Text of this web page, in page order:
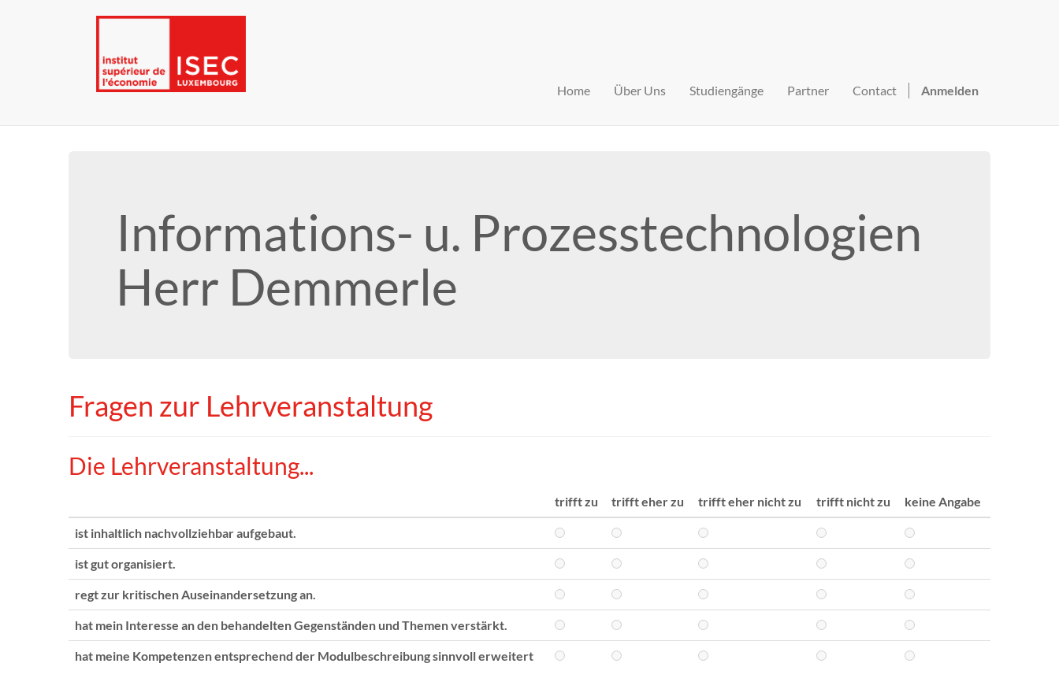
Home Über Uns Studiengänge Partner Contact Anmelden
Informations- u. Prozesstechnologien
Herr Demmerle
Fragen zur Lehrveranstaltung
Die Lehrveranstaltung...
trifft zu trifft eher zu trifft eher nicht zu trifft nicht zu keine Angabe
ist inhaltlich nachvollziehbar aufgebaut.
ist gut organisiert.
regt zur kritischen Auseinandersetzung an.
hat mein Interesse an den behandelten Gegenständen und Themen verstärkt.
hat meine Kompetenzen entsprechend der Modulbeschreibung sinnvoll erweitert